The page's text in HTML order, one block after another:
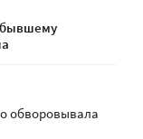
бывшему
обворовывала